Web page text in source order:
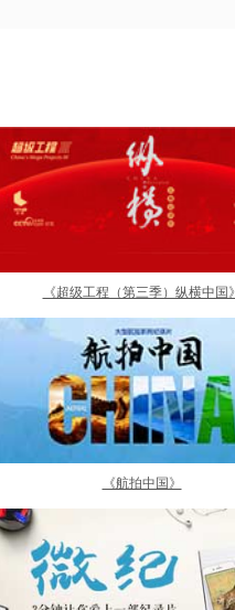
《超级工程（第三季）纵横中国》
《航拍中国》